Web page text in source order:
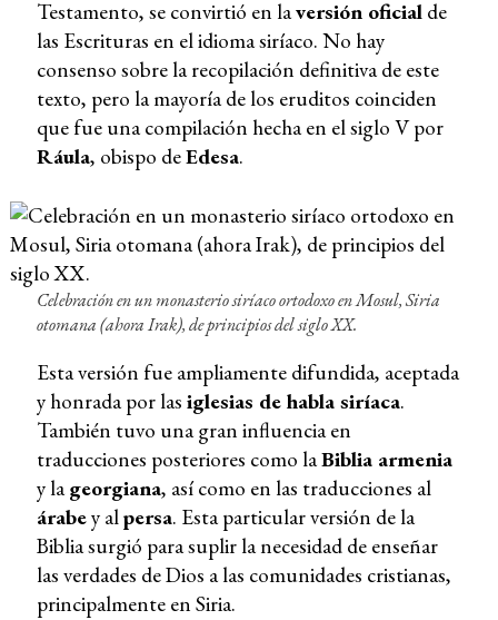
Testamento, se convirtió en laversión oficialde
las Escrituras en el idioma siríaco. No hay
consenso sobre la recopilación definitiva de este
texto, pero la mayoría de los eruditos coinciden
que fue una compilación hecha en el siglo V por
Ráula, obispo deEdesa.
Celebración en un monasterio siríaco ortodoxo en Mosul, Siria
otomana (ahora Irak), de principios del siglo XX.
Esta versión fue ampliamente difundida, aceptada
y honrada por las iglesias de habla siríaca.
También tuvo una gran influencia en
traducciones posteriores como laBiblia armenia
y la georgiana, así como en las traducciones al
árabey alpersa. Esta particular versión de la
Biblia surgió para suplir la necesidad de enseñar
las verdades de Dios a las comunidades cristianas,
principalmente en Siria.